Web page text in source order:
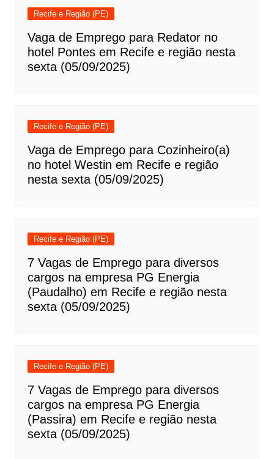
Recife e Região (PE)
Vaga de Emprego para Redator no
hotel Pontes em Recife e região nesta
sexta (05/09/2025)
Recife e Região (PE)
Vaga de Emprego para Cozinheiro(a)
no hotel Westin em Recife e região
nesta sexta (05/09/2025)
Recife e Região (PE)
7 Vagas de Emprego para diversos
cargos na empresa PG Energia
(Paudalho) em Recife e região nesta
sexta (05/09/2025)
Recife e Região (PE)
7 Vagas de Emprego para diversos
cargos na empresa PG Energia
(Passira) em Recife e região nesta
sexta (05/09/2025)